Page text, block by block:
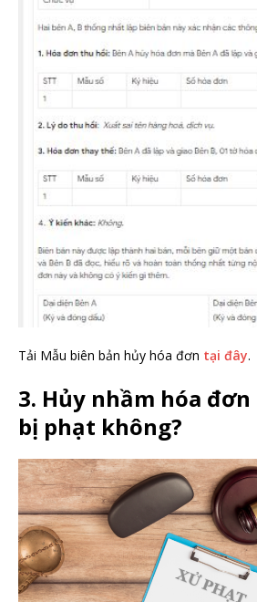
Tải Mẫu biên bản hủy hóa đơn tại đây.
3. Hủy nhầm hóa
bị phạt không?